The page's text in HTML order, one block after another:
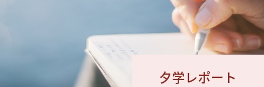
夕学レポート